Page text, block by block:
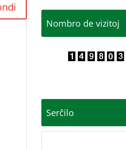
Nombro de vizitoj
Serĉilo